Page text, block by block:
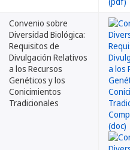
Convenio sobre
Diversidad Biológica:
Requisitos de
Divulgación Relativos
a los Recursos
Genéticos y los
Conicimientos
Tradicionales